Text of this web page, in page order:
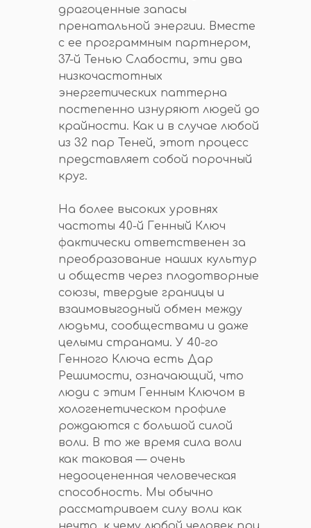
драгоценные запасы
пренатальной энергии. Вместе
с ее программным партнером,
37-й Тенью Слабости, эти два
низкочастотных
энергетических паттерна
постепенно изнуряют людей до
крайности. Как и в случае любой
из 32 пар Теней, этот процесс
представляет собой порочный
круг.
На более высоких уровнях
частоты 40-й Генный Ключ
фактически ответственен за
преобразование наших культур
и обществ через плодотворные
союзы, твердые границы и
взаимовыгодный обмен между
людьми, сообществами и даже
целыми странами. У 40-го
Генного Ключа есть Дар
Решимости, означающий, что
люди с этим Генным Ключом в
хологенетическом профиле
рождаются с большой силой
воли. В то же время сила воли
как таковая — очень
недооцененная человеческая
способность. Мы обычно
рассматриваем силу воли как